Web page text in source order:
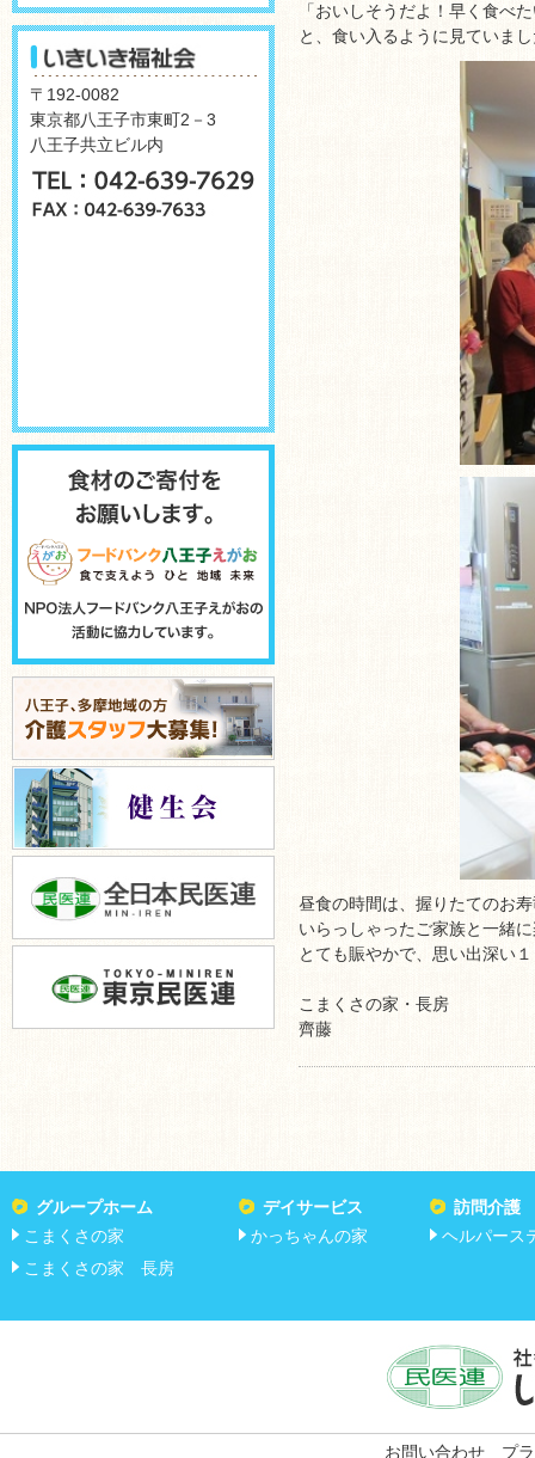
「おいしそうだよ！早く食べ
と、食い入るように見ていま
昼食の時間は、握りたてのお
いらっしゃったご家族と一緒
とても賑やかで、思い出深い
こまくさの家・長房
齊藤
〒192-0082
東京都八王子市東町2－3
八王子共立ビル内
グループホーム
こまくさの家
こまくさの家 長房
デイサービス
かっちゃんの家
訪問介護
ヘルパース
お問い合わせ プ